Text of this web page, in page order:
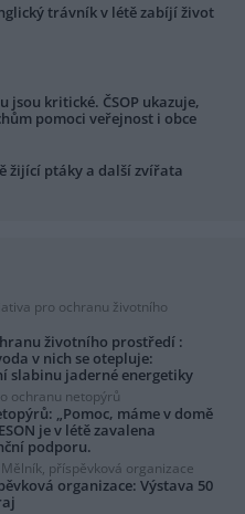
trávník v létě zabíjí život
kritické. ČSOP ukazuje,
pomoci veřejnost i obce
žijící ptáky a další zvířata
pro ochranu životního
životního prostředí :
v nich se otepluje:
slabinu jaderné energetiky
ochranu netopýrů
„Pomoc, máme v domě
je v létě zavalena
podporu.
příspěvková organizace
organizace: Výstava 50